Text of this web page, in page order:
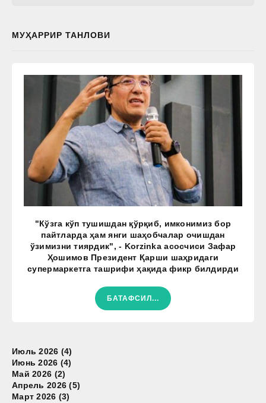
МУҲАРРИР ТАНЛОВИ
"Кўзга кўп тушишдан қўрқиб, имконимиз бор
пайтларда ҳам янги шаҳобчалар очишдан
ўзимизни тиярдик", - Korzinka асосчиси Зафар
Ҳошимов Президент Қарши шаҳридаги
супермаркетга ташрифи ҳақида фикр билдирди
БАТАФСИЛ...
Июль 2026 (4)
Июнь 2026 (4)
Май 2026 (2)
Апрель 2026 (5)
Март 2026 (3)